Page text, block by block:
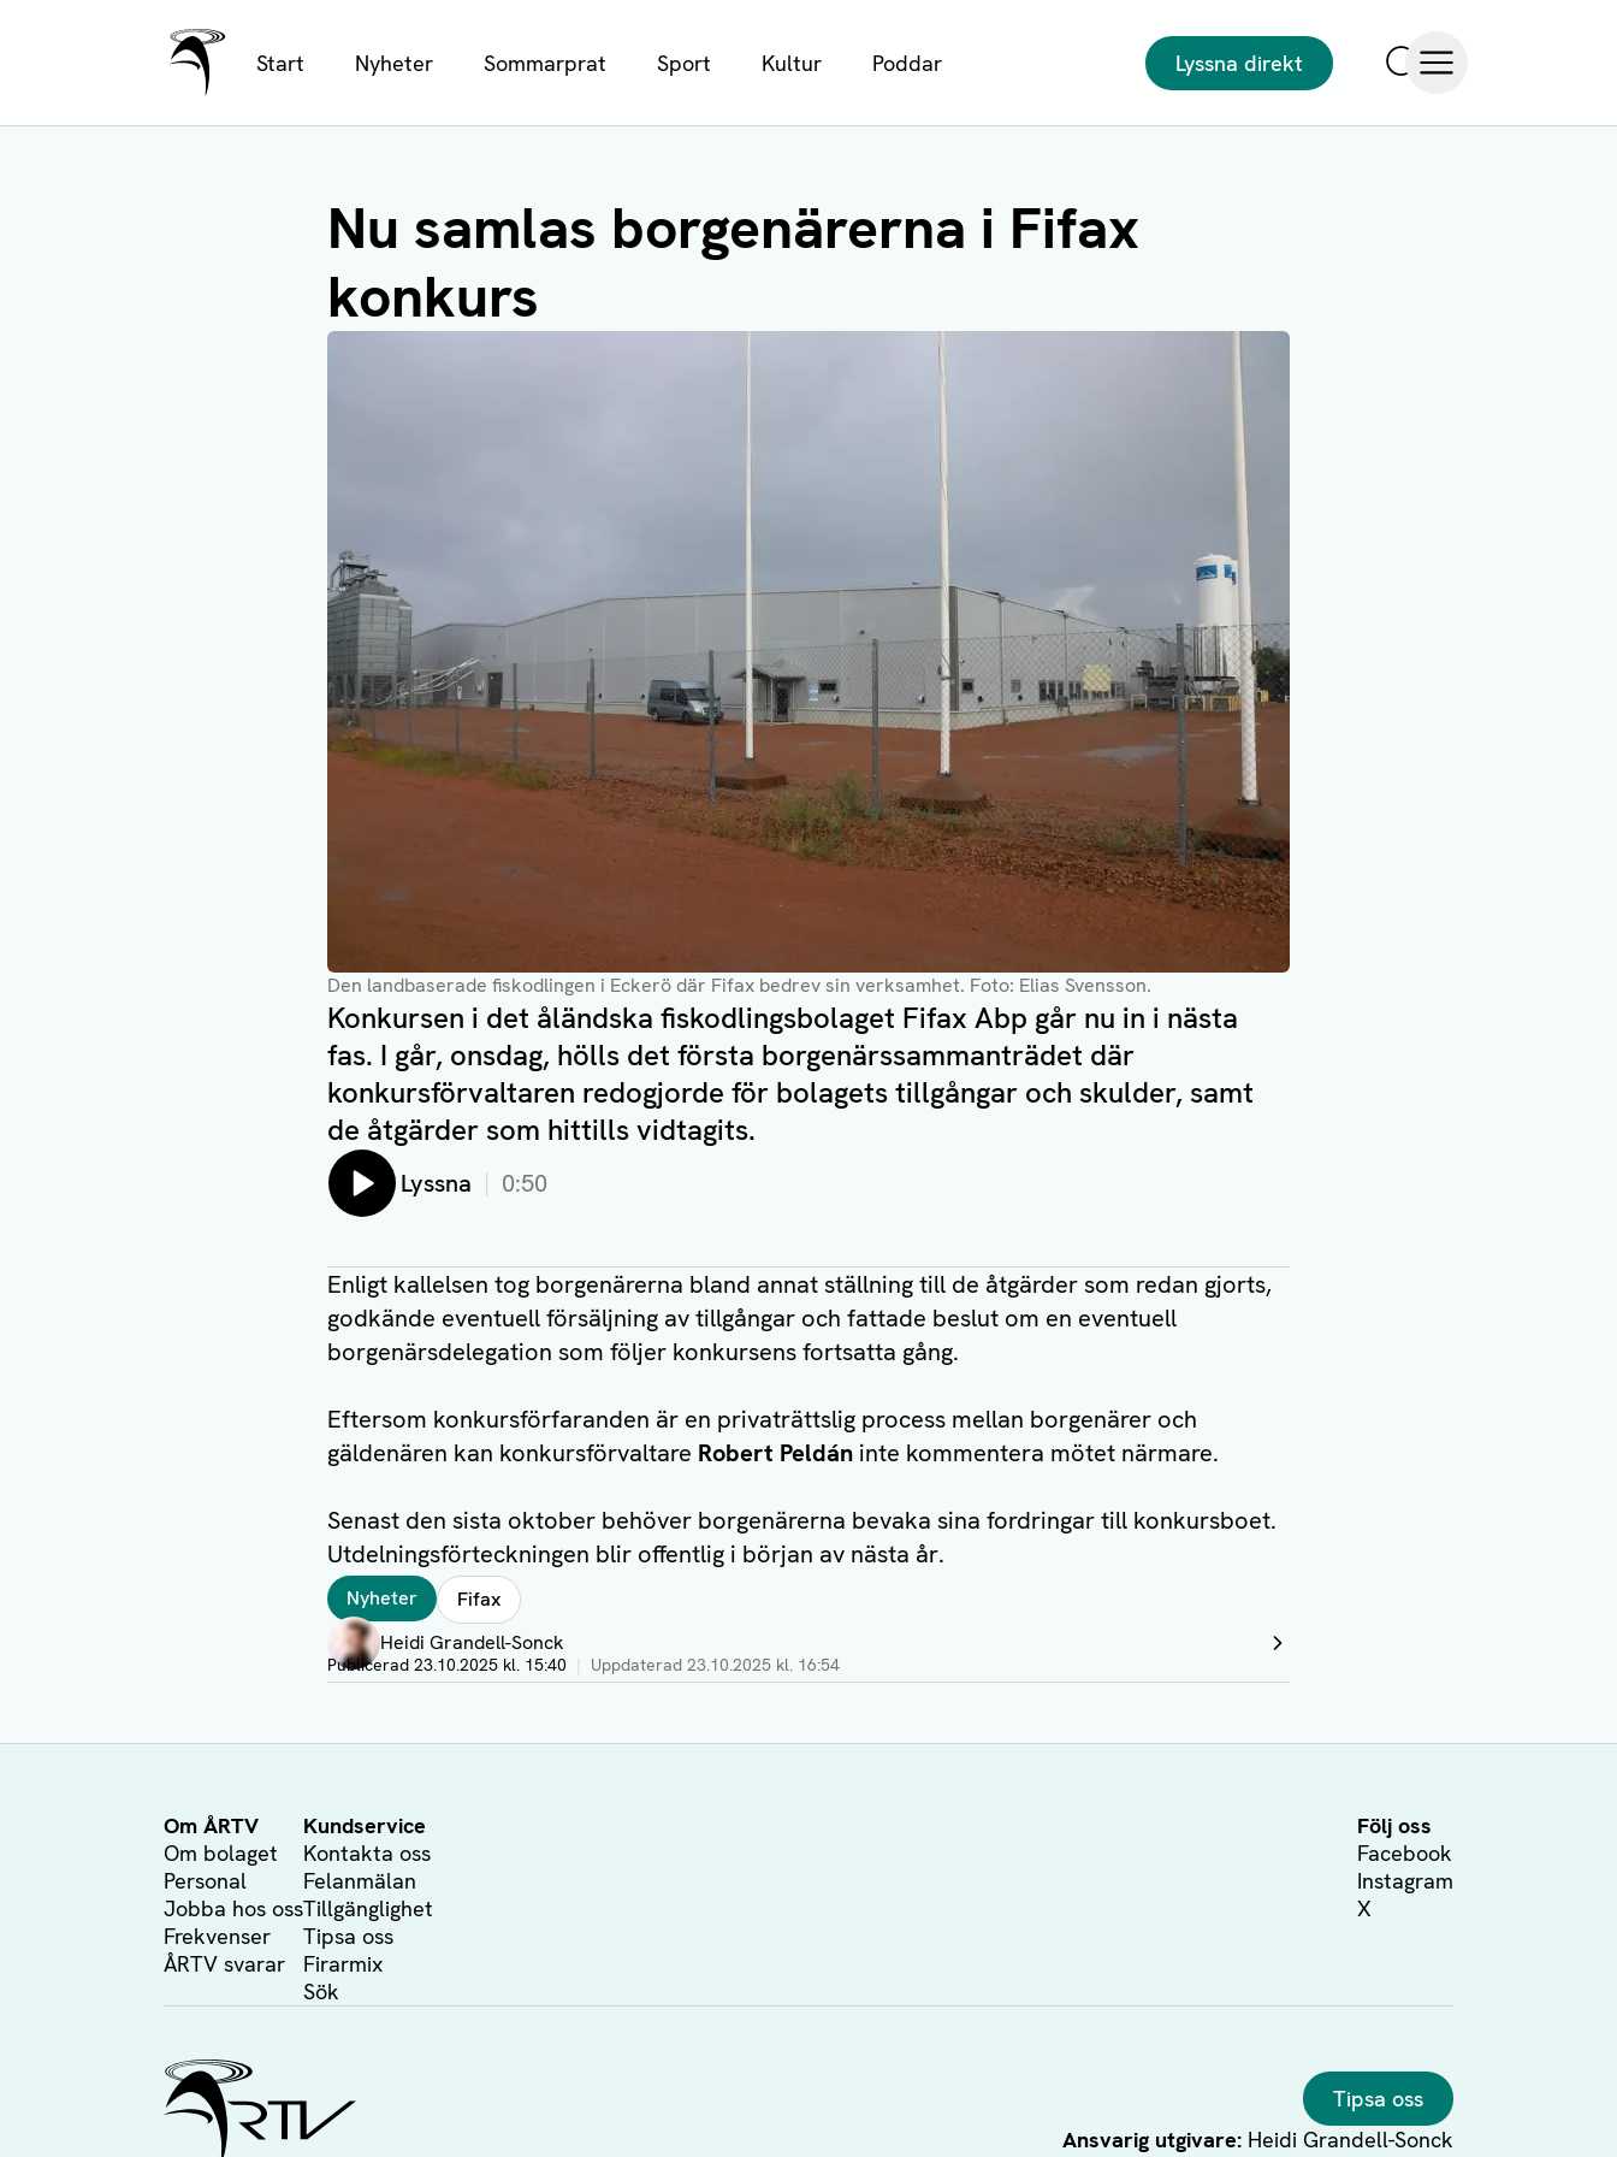
Ålands Radio & TV
Start Nyheter Sommarprat Sport Kultur Poddar
Lyssna direkt
Nu samlas borgenärerna i Fifax
konkurs
Den landbaserade fiskodlingen i Eckerö där Fifax bedrev sin verksamhet. Foto: Elias Svensson.
Konkursen i det åländska fiskodlingsbolaget Fifax Abp går nu in i nästa
fas. I går, onsdag, hölls det första borgenärssammanträdet där
konkursförvaltaren redogjorde för bolagets tillgångar och skulder, samt
de åtgärder som hittills vidtagits.
Lyssna 0:50
Enligt kallelsen tog borgenärerna bland annat ställning till de åtgärder som redan gjorts,
godkände eventuell försäljning av tillgångar och fattade beslut om en eventuell
borgenärsdelegation som följer konkursens fortsatta gång.
Eftersom konkursförfaranden är en privaträttslig process mellan borgenärer och
gäldenären kan konkursförvaltare Robert Peldán inte kommentera mötet närmare.
Senast den sista oktober behöver borgenärerna bevaka sina fordringar till konkursboet.
Utdelningsförteckningen blir offentlig i början av nästa år.
TaggarNyheter Fifax
Författare
Heidi Grandell-Sonck
Visa profil
Publicerad 23.10.2025 kl. 15:40 Uppdaterad 23.10.2025 kl. 16:54
Om ÅRTV
Om bolaget
Personal
Jobba hos oss
Frekvenser
ÅRTV svarar
Kundservice
Kontakta oss
Felanmälan
Tillgänglighet
Tipsa oss
Firarmix
Sök
Följ oss
Facebook
Instagram
X
Ålands Radio & TV
Tipsa oss
Ansvarig utgivare: Heidi Grandell-Sonck